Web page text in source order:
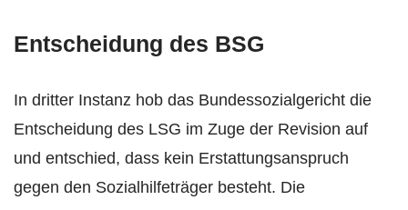
Entscheidung des BSG
In dritter Instanz hob das Bundessozialgericht die
Entscheidung des LSG im Zuge der Revision auf
und entschied, dass kein Erstattungsanspruch
gegen den Sozialhilfeträger besteht. Die